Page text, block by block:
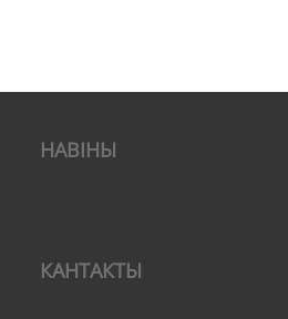
НАВІНЫ
КАНТАКТЫ